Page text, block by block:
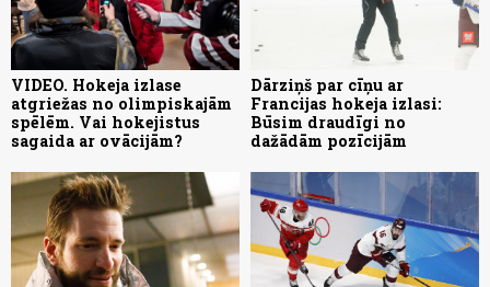
VIDEO. Hokeja izlase
atgriežas no olimpiskajām
spēlēm. Vai hokejistus
sagaida ar ovācijām?
Dārziņš par cīņu ar
Francijas hokeja izlasi:
Būsim draudīgi no
dažādām pozīcijām